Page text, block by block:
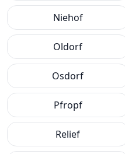
Niehof
Oldorf
Osdorf
Pfropf
Relief